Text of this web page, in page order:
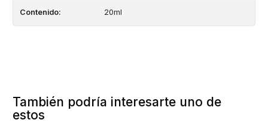
Contenido: 20ml
También podría interesarte uno de
estos